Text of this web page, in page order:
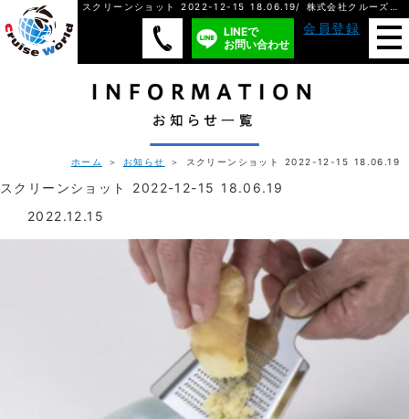
スクリーンショット 2022-12-15 18.06.19/ 株式会社クルーズ・ワールド
LINEで
お問い合わせ
会員登録
ホーム ＞ お知らせ ＞ スクリーンショット 2022-12-15 18.06.19
スクリーンショット 2022-12-15 18.06.19
2022.12.15